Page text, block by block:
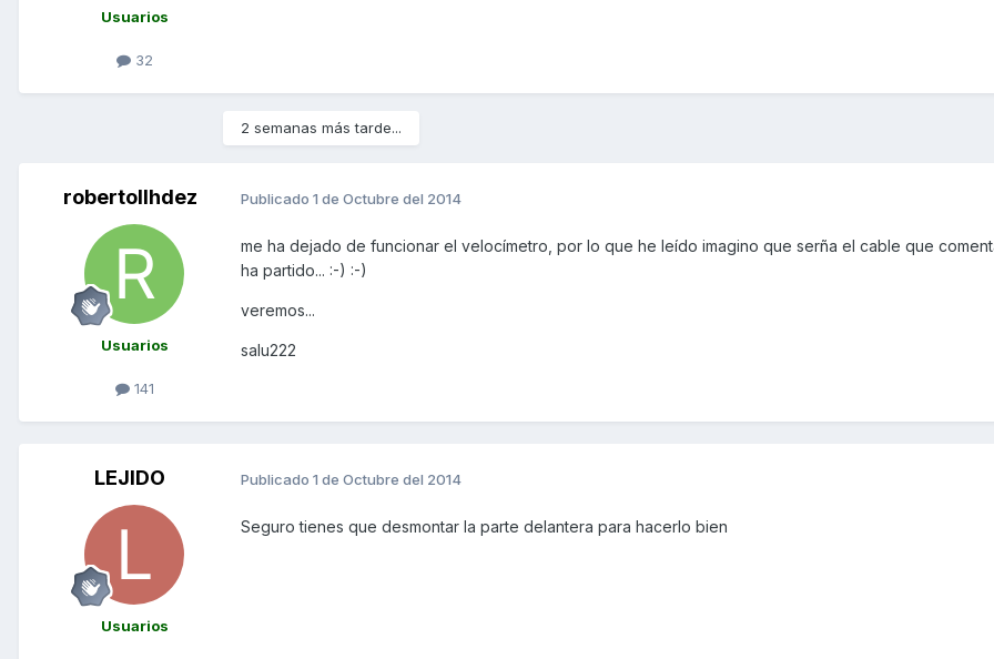
Usuarios
32
2 semanas más tarde...
robertollhdez
Usuarios
141
Publicado 1 de Octubre del 2014
me ha dejado de funcionar el velocímetro, por lo que he leído imagino que serña el cable que
ha partido... :-) :-)
veremos...
salu222
LEJIDO
Usuarios
Publicado 1 de Octubre del 2014
Seguro tienes que desmontar la parte delantera para hacerlo bien